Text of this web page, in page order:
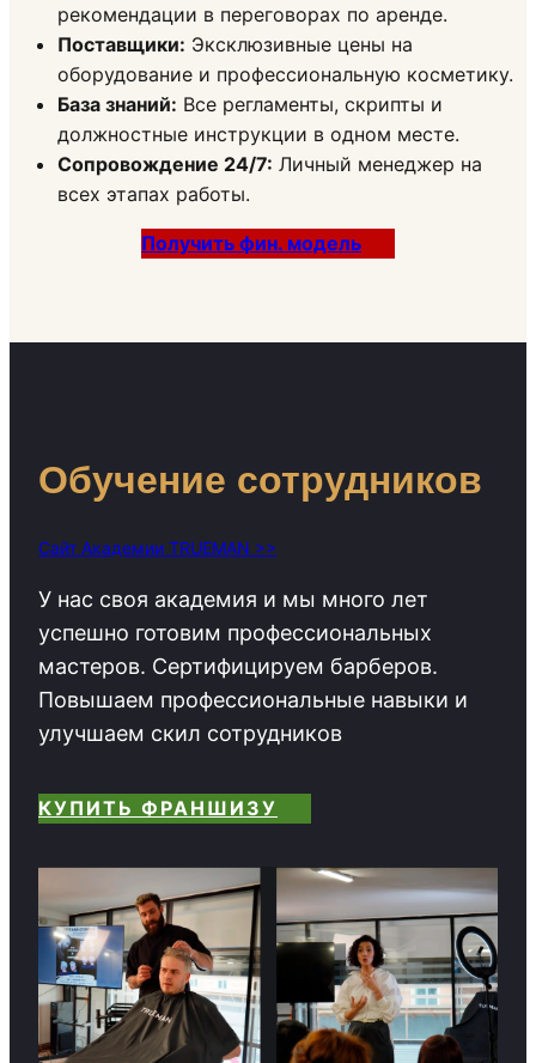
рекомендации в переговорах по аренде.
Поставщики: Эксклюзивные цены на
оборудование и профессиональную косметику.
База знаний: Все регламенты, скрипты и
должностные инструкции в одном месте.
Сопровождение 24/7: Личный менеджер на
всех этапах работы.
Получить фин. модель
Обучение сотрудников
Сайт Академии TRUEMAN >>
У нас своя академия и мы много лет
успешно готовим профессиональных
мастеров. Сертифицируем барберов.
Повышаем профессиональные навыки и
улучшаем скил сотрудников
КУПИТЬ ФРАНШИЗУ